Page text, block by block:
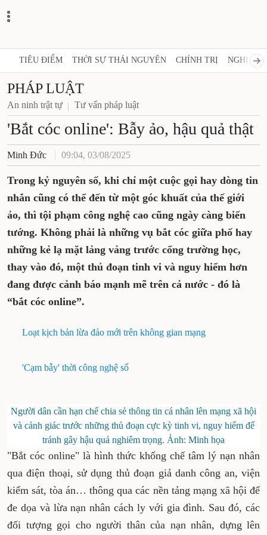
TIÊU ĐIỂM THỜI SỰ THÁI NGUYÊN CHÍNH TRỊ NGHỊ
PHÁP LUẬT
An ninh trật tự Tư vấn pháp luật
'Bắt cóc online': Bẫy ảo, hậu quả thật
Minh Đức 09:04, 03/08/2025
Trong kỷ nguyên số, khi chỉ một cuộc gọi hay dòng tin
nhắn cũng có thể đến từ một góc khuất của thế giới
ảo, thì tội phạm công nghệ cao cũng ngày càng biến
tướng. Không phải là những vụ bắt cóc giữa phố hay
những kẻ lạ mặt lảng vảng trước cổng trường học,
thay vào đó, một thủ đoạn tinh vi và nguy hiểm hơn
đang được cảnh báo mạnh mẽ trên cả nước - đó là
“bắt cóc online”.
Loạt kịch bản lừa đảo mới trên không gian mạng
'Cạm bẫy' thời công nghệ số
Người dân cần hạn chế chia sẻ thông tin cá nhân lên mạng xã hội
và cảnh giác trước những thủ đoạn cực kỳ tinh vi, nguy hiểm để
tránh gây hậu quả nghiêm trọng. Ảnh: Minh họa
"Bắt cóc online" là hình thức khống chế tâm lý nạn nhân
qua điện thoại, sử dụng thủ đoạn giả danh công an, viện
kiểm sát, tòa án… thông qua các nền tảng mạng xã hội để
đe dọa và lừa nạn nhân cách ly với gia đình. Sau đó, các
đối tượng gọi cho người thân của nạn nhân, dựng lên